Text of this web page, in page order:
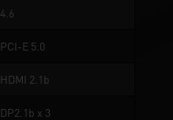
4.6
PCI-E 5.0
HDMI 2.1b
DP2.1b x 3